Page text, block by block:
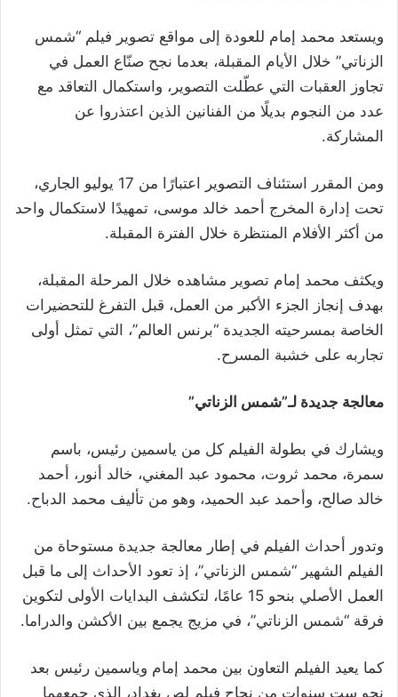
ويستعد محمد إمام للعودة إلى مواقع تصوير فيلم “شمس
الزناتي” خلال الأيام المقبلة، بعدما نجح صنّاع العمل في
تجاوز العقبات التي عطّلت التصوير، واستكمال التعاقد مع
عدد من النجوم بديلًا من الفنانين الذين اعتذروا عن
المشاركة.
ومن المقرر استئناف التصوير اعتبارًا من 17 يوليو الجاري،
تحت إدارة المخرج أحمد خالد موسى، تمهيدًا لاستكمال واحد
من أكثر الأفلام المنتظرة خلال الفترة المقبلة.
ويكثف محمد إمام تصوير مشاهده خلال المرحلة المقبلة،
بهدف إنجاز الجزء الأكبر من العمل، قبل التفرغ للتحضيرات
الخاصة بمسرحيته الجديدة “برنس العالم”، التي تمثل أولى
تجاربه على خشبة المسرح.
معالجة جديدة لـ”شمس الزناتي”
ويشارك في بطولة الفيلم كل من ياسمين رئيس، باسم
سمرة، محمد ثروت، محمود عبد المغني، خالد أنور، أحمد
خالد صالح، وأحمد عبد الحميد، وهو من تأليف محمد الدباح.
وتدور أحداث الفيلم في إطار معالجة جديدة مستوحاة من
الفيلم الشهير “شمس الزناتي”، إذ تعود الأحداث إلى ما قبل
العمل الأصلي بنحو 15 عامًا، لتكشف البدايات الأولى لتكوين
فرقة “شمس الزناتي”، في مزيج يجمع بين الأكشن والدراما.
كما يعيد الفيلم التعاون بين محمد إمام وياسمين رئيس بعد
نحو ست سنوات من نجاح فيلم لص بغداد، الذي جمعهما